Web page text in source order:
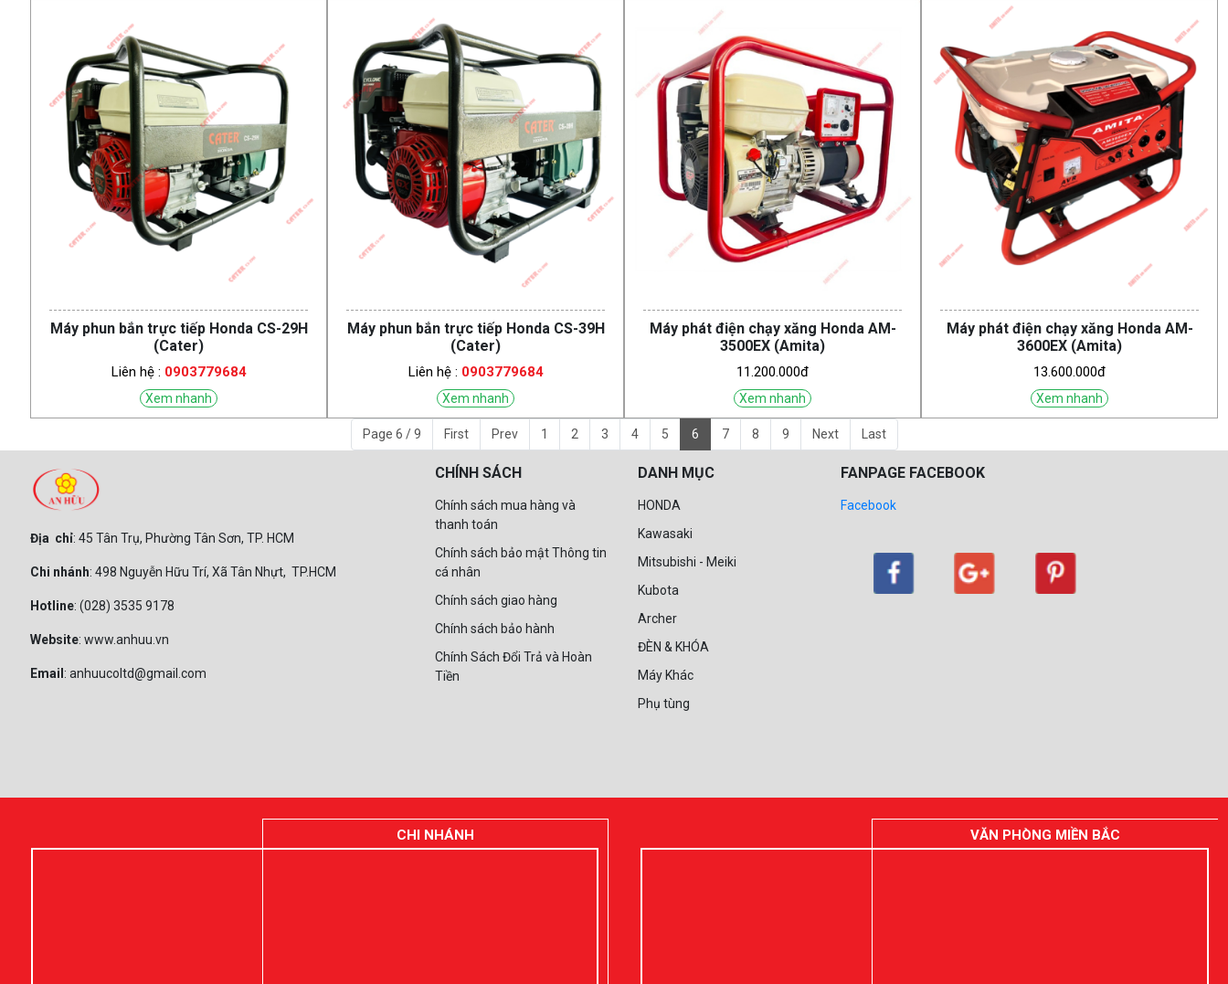
Máy phun bắn trực tiếp Honda CS-29H
(Cater)
Liên hệ : 0903779684
Xem nhanh
Máy phun bắn trực tiếp Honda CS-39H
(Cater)
Liên hệ : 0903779684
Xem nhanh
Máy phát điện chạy xăng Honda AM-
3500EX (Amita)
11.200.000đ
Xem nhanh
Máy phát điện chạy xăng Honda AM-
3600EX (Amita)
13.600.000đ
Xem nhanh
Page 6 / 9 First Prev 1 2 3 4 5 6 7 8 9 Next Last
Địa chỉ: 45 Tân Trụ, Phường Tân Sơn, TP. HCM
Chi nhánh: 498 Nguyễn Hữu Trí, Xã Tân Nhựt, TP.HCM
Hotline: (028) 3535 9178
Website: www.anhuu.vn
Email : anhuucoltd@gmail.com
CHÍNH SÁCH
Chính sách mua hàng và
thanh toán
Chính sách bảo mật Thông tin
cá nhân
Chính sách giao hàng
Chính sách bảo hành
Chính Sách Đổi Trả và Hoàn
Tiền
DANH MỤC
HONDA
Kawasaki
Mitsubishi - Meiki
Kubota
Archer
ĐÈN & KHÓA
Máy Khác
Phụ tùng
FANPAGE FACEBOOK
Facebook
CHI NHÁNH VĂN PHÒNG MIỀN BẮC